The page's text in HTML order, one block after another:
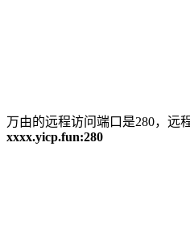
万由的远程访问端口是280，远
xxxx.yicp.fun:280